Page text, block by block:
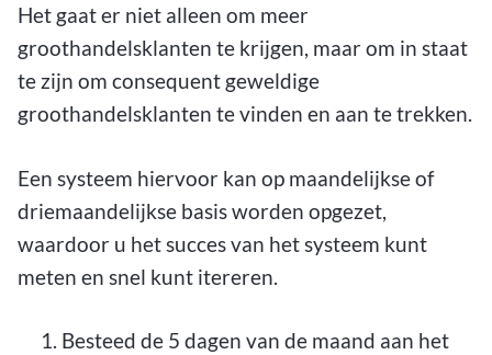
Het gaat er niet alleen om meer
groothandelsklanten te krijgen, maar om in staat
te zijn om consequent geweldige
groothandelsklanten te vinden en aan te trekken.
Een systeem hiervoor kan op maandelijkse of
driemaandelijkse basis worden opgezet,
waardoor u het succes van het systeem kunt
meten en snel kunt itereren.
Besteed de 5 dagen van de maand aan het